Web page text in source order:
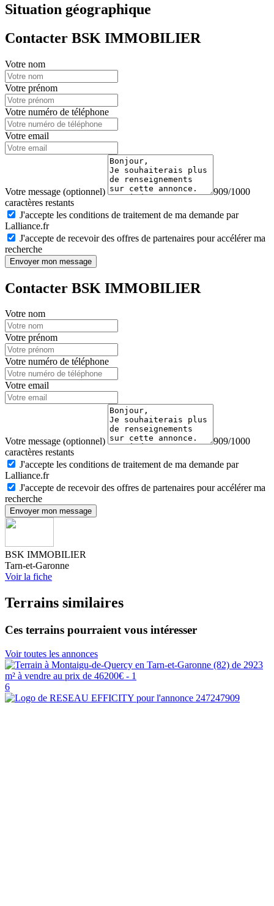
Situation géographique
Contacter BSK IMMOBILIER
Votre nom
Votre prénom
Votre numéro de téléphone
Votre email
Votre message (optionnel)
909/1000
caractères restants
J'accepte les conditions de traitement de ma demande par
Lalliance.fr
J'accepte de recevoir des offres de partenaires pour accélérer ma
recherche
Envoyer mon message
Contacter BSK IMMOBILIER
Votre nom
Votre prénom
Votre numéro de téléphone
Votre email
Votre message (optionnel)
909/1000
caractères restants
J'accepte les conditions de traitement de ma demande par
Lalliance.fr
J'accepte de recevoir des offres de partenaires pour accélérer ma
recherche
Envoyer mon message
BSK IMMOBILIER
Tarn-et-Garonne
Voir la fiche
Terrains similaires
Ces terrains pourraient vous intéresser
Voir toutes les annonces
6